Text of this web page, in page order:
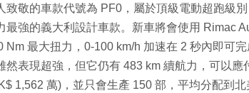
致敬的車款代號為 PF0，屬於頂級電動超跑級
最強的義大利設計車款。新車將會使用 Rimac
Nm 最大扭力，0-100 km/h 加速在 2 秒內即可
然表現超強，但它仍有 483 km 續航力，可以
1,562 萬)，並只會生產 150 部，平均分配到